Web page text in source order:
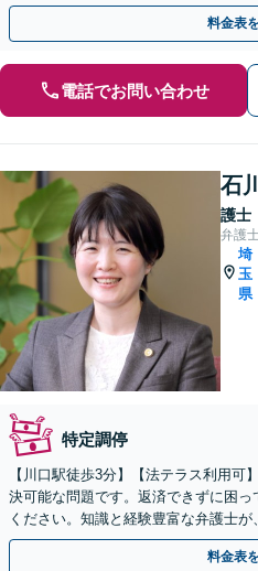
く交渉いたします。
料金表
電話でお問い合わせ
石
護士
弁護
埼
玉
県
特定調停
【川口駅徒歩3分】【法テラス利用可
決可能な問題です。返済できずに困
ください。知識と経験豊富な弁護士
で診断します。
料金表